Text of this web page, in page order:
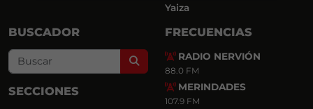
Yaiza
BUSCADOR
Search
SECCIONES
FRECUENCIAS
RADIO NERVIÓN
88.0 FM
MERINDADES
107.9 FM